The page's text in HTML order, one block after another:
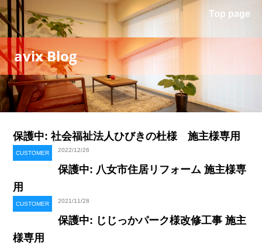
Top page
avix Blog
保護中: 社会福祉法人ひびきの杜様 施主様専用
2022/12/26
CUSTOMER
保護中: 八女市住居リフォーム 施主様専
用
2021/11/28
CUSTOMER
保護中: じじっかパーク様改修工事 施主
様専用